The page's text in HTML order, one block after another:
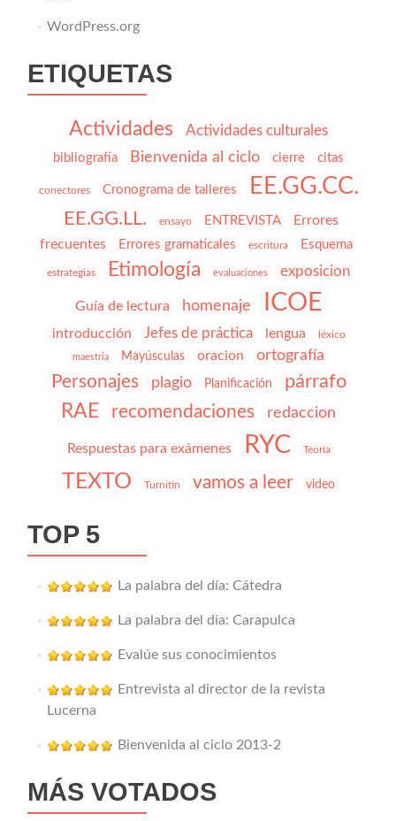
WordPress.org
ETIQUETAS
Actividades Actividades culturales
bibliografía Bienvenida al ciclo cierre citas
conectores Cronograma de talleres EE.GG.CC.
EE.GG.LL. ensayo ENTREVISTA
Errores
frecuentes
Errores gramaticales escritura Esquema
estrategias Etimología evaluaciones exposicion
Guía de lectura homenaje ICOE
introducción Jefes de práctica lengua léxico
maestria Mayúsculas oracion ortografía
Personajes plagio Planificación párrafo
RAE recomendaciones redaccion
Respuestas para exámenes RYC Teoría
TEXTO Turnitin vamos a leer video
TOP 5
La palabra del día: Cátedra
La palabra del día: Carapulca
Evalúe sus conocimientos
Entrevista al director de la revista
Lucerna
Bienvenida al ciclo 2013-2
MÁS VOTADOS